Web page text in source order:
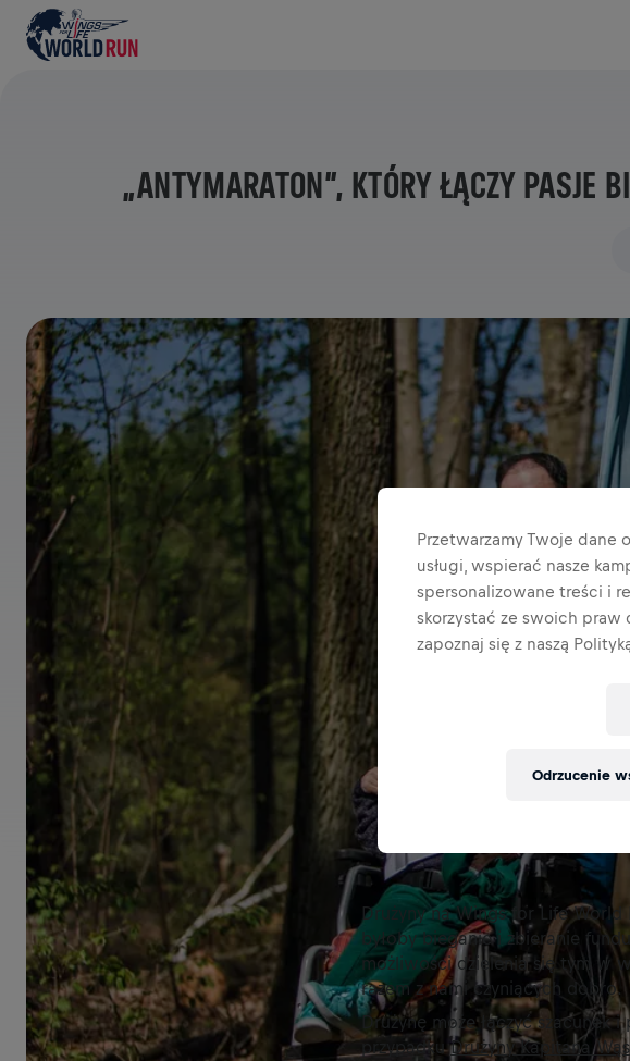
„ANTYMARATON”, KTÓRY ŁĄCZY PASJE
Drużyny na Wings for Life World
byłoby bieganie i zbieranie
możliwości dzielenia się tym w
razem z nami czyniących dobro.
Drużynę może łączyć szacunek
przypadkuDrużyny Kapitana
Przetwarzamy Twoje dane
usługi, wspierać nasze
spersonalizowane treści i
skorzystać ze swoich praw
zapoznaj się z naszą
Odrzucenie